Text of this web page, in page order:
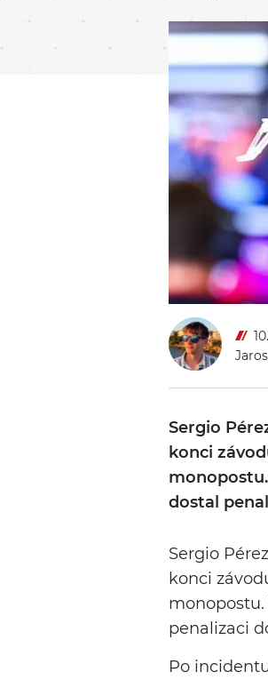
Sergio
konci
dostal
Sergio
konci
monopostu.
penalizaci
Po